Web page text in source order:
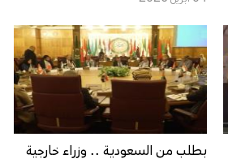
بطلب من السعودية .. وزراء خارجية